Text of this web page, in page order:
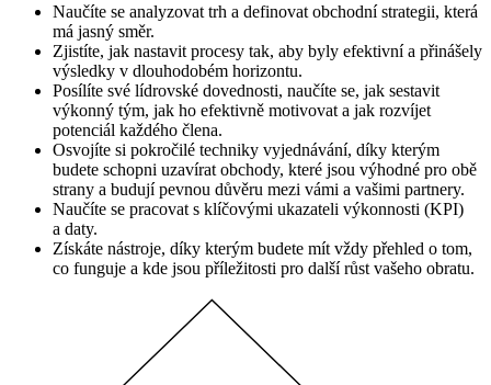
Naučíte se analyzovat trh a definovat obchodní strategii, která
má jasný směr.
Zjistíte, jak nastavit procesy tak, aby byly efektivní a přinášely
výsledky v dlouhodobém horizontu.
Posílíte své lídrovské dovednosti, naučíte se, jak sestavit
výkonný tým, jak ho efektivně motivovat a jak rozvíjet
potenciál každého člena.
Osvojíte si pokročilé techniky vyjednávání, díky kterým
budete schopni uzavírat obchody, které jsou výhodné pro obě
strany a budují pevnou důvěru mezi vámi a vašimi partnery.
Naučíte se pracovat s klíčovými ukazateli výkonnosti (KPI)
a daty.
Získáte nástroje, díky kterým budete mít vždy přehled o tom,
co funguje a kde jsou příležitosti pro další růst vašeho obratu.